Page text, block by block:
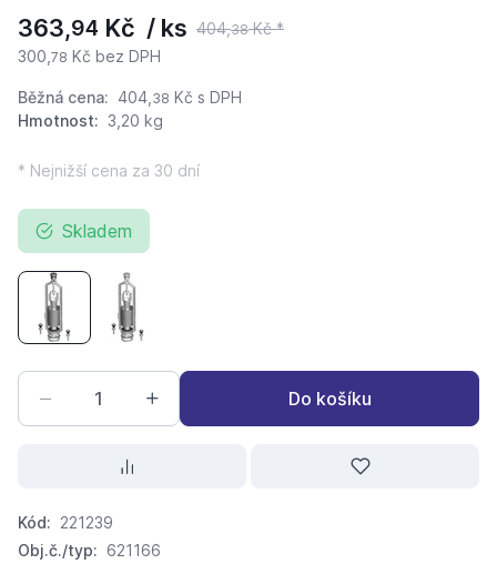
363,94 Kč / ks 404,38Kč *
300, 78 Kč bez DPH
Běžná cena: 404, 38 Kč s DPH
Hmotnost: 3,20 kg
* Nejnižší cena za 30 dní
Skladem
vypouštěcí zařízení TE 4549 P/I
vypouštěcí zařízení TE 4549 B/I
Do košíku
Kód: 221239
Obj.č./typ: 621166